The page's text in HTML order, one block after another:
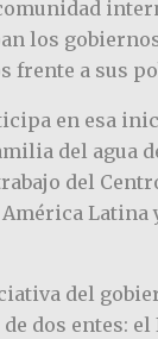
los
frente a sus
en esa
del agua
del
Latina
del
dos entes: